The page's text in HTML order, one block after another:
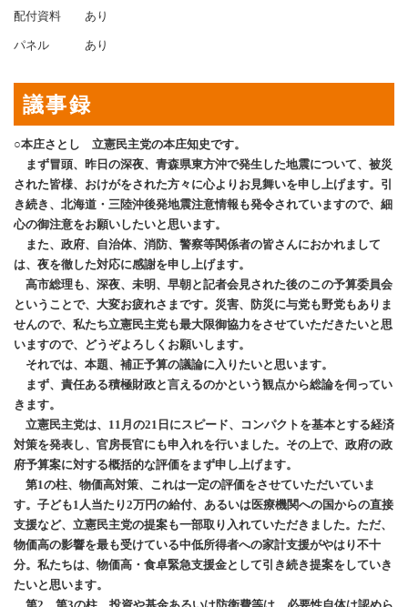
配付資料 あり
パネル あり
議事録
○本庄さとし 立憲民主党の本庄知史です。
まず冒頭、昨日の深夜、青森県東方沖で発生した地震について、被災
された皆様、おけがをされた方々に心よりお見舞いを申し上げます。引
き続き、北海道・三陸沖後発地震注意情報も発令されていますので、細
心の御注意をお願いしたいと思います。
また、政府、自治体、消防、警察等関係者の皆さんにおかれまして
は、夜を徹した対応に感謝を申し上げます。
高市総理も、深夜、未明、早朝と記者会見された後のこの予算委員会
ということで、大変お疲れさまです。災害、防災に与党も野党もありま
せんので、私たち立憲民主党も最大限御協力をさせていただきたいと思
いますので、どうぞよろしくお願いします。
それでは、本題、補正予算の議論に入りたいと思います。
まず、責任ある積極財政と言えるのかという観点から総論を伺ってい
きます。
立憲民主党は、11月の21日にスピード、コンパクトを基本とする経済
対策を発表し、官房長官にも申入れを行いました。その上で、政府の政
府予算案に対する概括的な評価をまず申し上げます。
第1の柱、物価高対策、これは一定の評価をさせていただいていま
す。子ども1人当たり2万円の給付、あるいは医療機関への国からの直接
支援など、立憲民主党の提案も一部取り入れていただきました。ただ、
物価高の影響を最も受けている中低所得者への家計支援がやはり不十
分。私たちは、物価高・食卓緊急支援金として引き続き提案をしていき
たいと思います。
第2、第3の柱、投資や基金あるいは防衛費等は、必要性自体は認めら